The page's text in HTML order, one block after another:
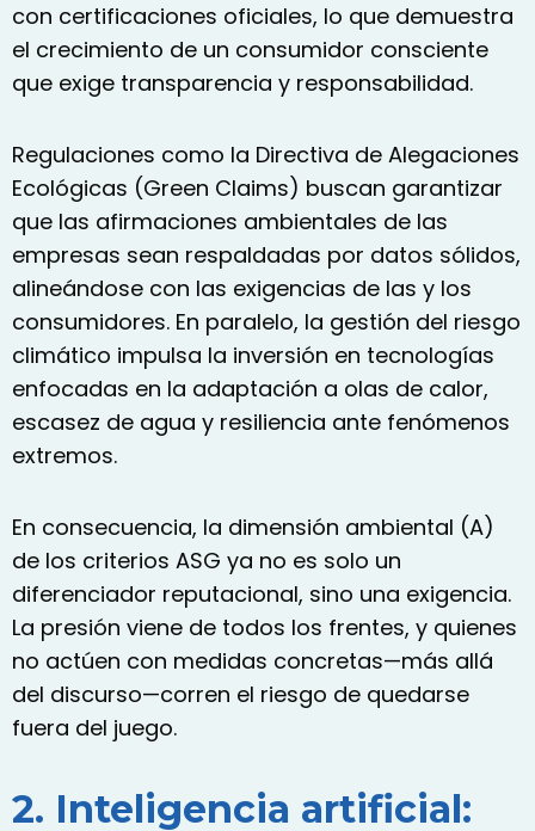
con certificaciones oficiales, lo que demuestra
el crecimiento de un consumidor consciente
que exige transparencia y responsabilidad.
Regulaciones como la Directiva de Alegaciones
Ecológicas (Green Claims) buscan garantizar
que las afirmaciones ambientales de las
empresas sean respaldadas por datos sólidos,
alineándose con las exigencias de las y los
consumidores. En paralelo, la gestión del riesgo
climático impulsa la inversión en tecnologías
enfocadas en la adaptación a olas de calor,
escasez de agua y resiliencia ante fenómenos
extremos.
En consecuencia, la dimensión ambiental (A)
de los criterios ASG ya no es solo un
diferenciador reputacional, sino una exigencia.
La presión viene de todos los frentes, y quienes
no actúen con medidas concretas—más allá
del discurso—corren el riesgo de quedarse
fuera del juego.
2. Inteligencia artificial: